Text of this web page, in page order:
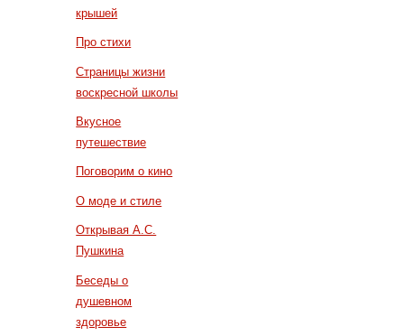
крышей
Про стихи
Страницы жизни
воскресной школы
Вкусное
путешествие
Поговорим о кино
О моде и стиле
Открывая А.С.
Пушкина
Беседы о
душевном
здоровье